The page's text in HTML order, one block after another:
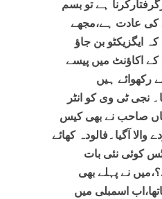
ہے تو بسم
کی عادت ہے،مجھے
ایگزیکٹو بن جاؤ
کے اکاؤنٹ میں پیسے
رکھوائے ہیں
نجی ٹی وی کو انٹر
غلام اسحاق خان نے 12کیس کئے ،میاں صاحب نے بھی کیس
آگیا۔فالودہ کھائے
کوئی نئی بات
نے پہلے بھی
مجھ پر پہلا کیس بنا تب بلاول 2سال کاتھا،اب اسمبلی میں